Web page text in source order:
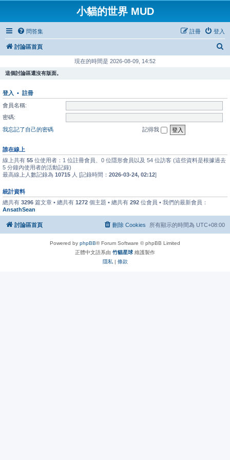
小貓的世界 MUD
問答集 登入
註冊
討論區首頁
現在的時間是 2026-08-09, 14:52
這個討論區還沒有版面。
登入 • 註冊
會員名稱:
密碼:
我忘記了自己的密碼
記得我
誰在線上
線上共有 55 位使用者：1 位註冊會員、0 位隱形會員以及 54 位訪客 (這些資料是根據過去
5 分鐘內使用者的活動記錄)
最高線上人數記錄為 10715 人 [記錄時間： 2026-03-24, 02:12]
統計資料
總共有 3296 篇文章 • 總共有 1272 個主題 • 總共有 292 位會員 • 我們的最新會員：
AnsathSean
討論區首頁 所有顯示的時間為 UTC+08:00
刪除 Cookies
Powered by phpBB® Forum Software © phpBB Limited
正體中文語系由 竹貓星球 維護製作
隱私| 條款